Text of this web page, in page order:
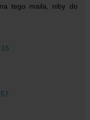
tego maila, niby do